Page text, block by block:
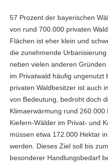
57 Prozent der bayerischen
von rund 700.000 privaten
Flächen ist eher klein und
die zunehmende
neben vielen anderen
im Privatwald häufig ungenutzt
privaten Waldbesitzer ist auch
von Bedeutung, bedroht doch
Klimaerwärmung rund
Kiefern-Wälder im Privat- und
müssen etwa 172.000 Hektar
werden. Dieses Ziel soll bis
besonderer Handlungsbedarf